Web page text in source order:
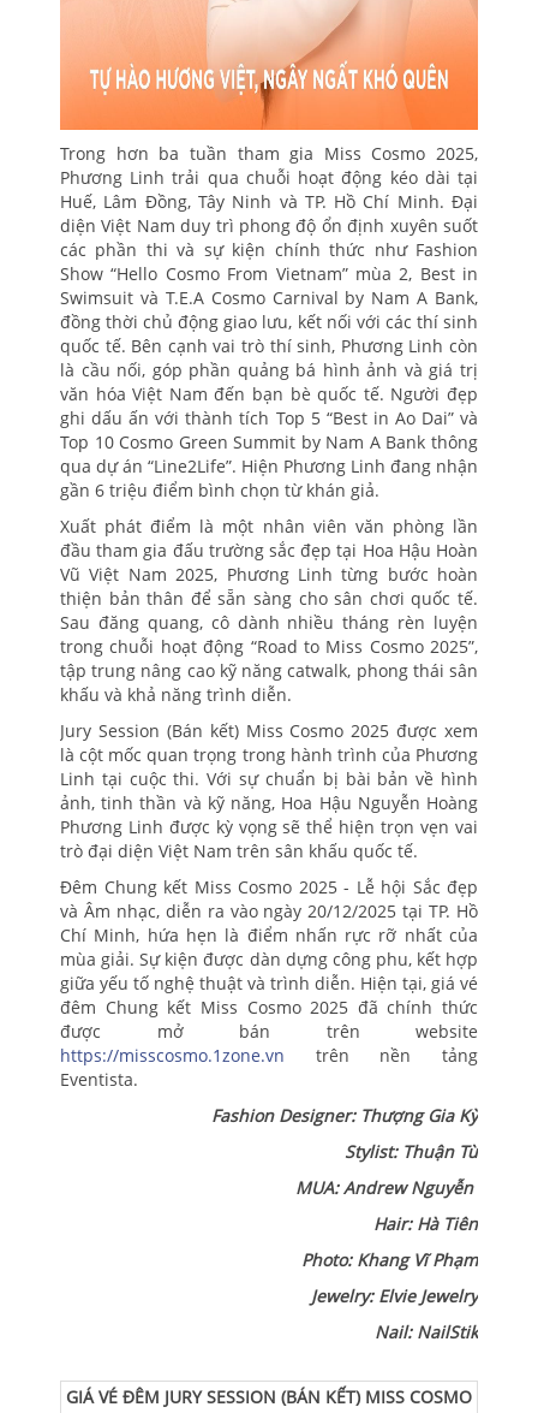
Trong hơn ba tuần tham gia Miss Cosmo 2025,
Phương Linh trải qua chuỗi hoạt động kéo dài tại
Huế, Lâm Đồng, Tây Ninh và TP. Hồ Chí Minh. Đại
diện Việt Nam duy trì phong độ ổn định xuyên suốt
các phần thi và sự kiện chính thức như Fashion
Show “Hello Cosmo From Vietnam” mùa 2, Best in
Swimsuit và T.E.A Cosmo Carnival by Nam A Bank,
đồng thời chủ động giao lưu, kết nối với các thí sinh
quốc tế. Bên cạnh vai trò thí sinh, Phương Linh còn
là cầu nối, góp phần quảng bá hình ảnh và giá trị
văn hóa Việt Nam đến bạn bè quốc tế. Người đẹp
ghi dấu ấn với thành tích Top 5 “Best in Ao Dai” và
Top 10 Cosmo Green Summit by Nam A Bank thông
qua dự án “Line2Life”. Hiện Phương Linh đang nhận
gần 6 triệu điểm bình chọn từ khán giả.
Xuất phát điểm là một nhân viên văn phòng lần
đầu tham gia đấu trường sắc đẹp tại Hoa Hậu Hoàn
Vũ Việt Nam 2025, Phương Linh từng bước hoàn
thiện bản thân để sẵn sàng cho sân chơi quốc tế.
Sau đăng quang, cô dành nhiều tháng rèn luyện
trong chuỗi hoạt động “Road to Miss Cosmo 2025”,
tập trung nâng cao kỹ năng catwalk, phong thái sân
khấu và khả năng trình diễn.
Jury Session (Bán kết) Miss Cosmo 2025 được xem
là cột mốc quan trọng trong hành trình của Phương
Linh tại cuộc thi. Với sự chuẩn bị bài bản về hình
ảnh, tinh thần và kỹ năng, Hoa Hậu Nguyễn Hoàng
Phương Linh được kỳ vọng sẽ thể hiện trọn vẹn vai
trò đại diện Việt Nam trên sân khấu quốc tế.
Đêm Chung kết Miss Cosmo 2025 - Lễ hội Sắc đẹp
và Âm nhạc, diễn ra vào ngày 20/12/2025 tại TP. Hồ
Chí Minh, hứa hẹn là điểm nhấn rực rỡ nhất của
mùa giải. Sự kiện được dàn dựng công phu, kết hợp
giữa yếu tố nghệ thuật và trình diễn. Hiện tại, giá vé
đêm Chung kết Miss Cosmo 2025 đã chính thức
được mở bán trên website
https://misscosmo.1zone.vn trên nền tảng
Eventista.
Fashion Designer: Thượng Gia Kỳ
Stylist: Thuận Từ
MUA: Andrew Nguyễn
Hair: Hà Tiên
Photo: Khang Vĩ Phạm
Jewelry: Elvie Jewelry
Nail: NailStik
GIÁ VÉ ĐÊM JURY SESSION (BÁN KẾT) MISS COSMO